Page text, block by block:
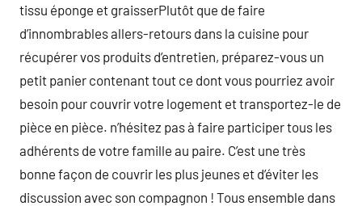
tissu éponge et graisserPlutôt que de faire
d’innombrables allers-retours dans la cuisine pour
récupérer vos produits d’entretien, préparez-vous un
petit panier contenant tout ce dont vous pourriez avoir
besoin pour couvrir votre logement et transportez-le de
pièce en pièce. n’hésitez pas à faire participer tous les
adhérents de votre famille au paire. C’est une très
bonne façon de couvrir les plus jeunes et d’éviter les
discussion avec son compagnon ! Tous ensemble dans